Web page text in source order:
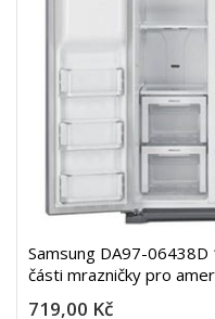
Samsung DA97-06438D
části mrazničky pro
719,00 Kč